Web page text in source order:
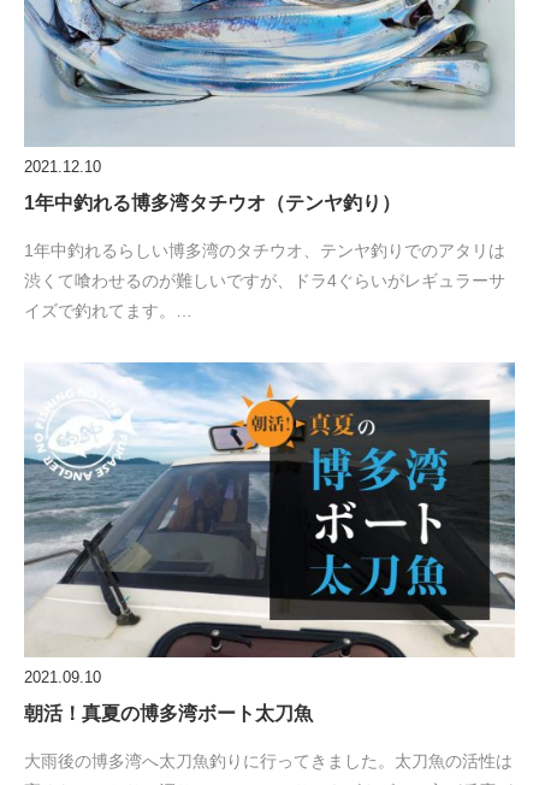
2021.12.10
1年中釣れる博多湾タチウオ（テンヤ釣り）
1年中釣れるらしい博多湾のタチウオ、テンヤ釣りでのアタリは
渋くて喰わせるのが難しいですが、ドラ4ぐらいがレギュラーサ
イズで釣れてます。…
2021.09.10
朝活！真夏の博多湾ボート太刀魚
大雨後の博多湾へ太刀魚釣りに行ってきました。太刀魚の活性は